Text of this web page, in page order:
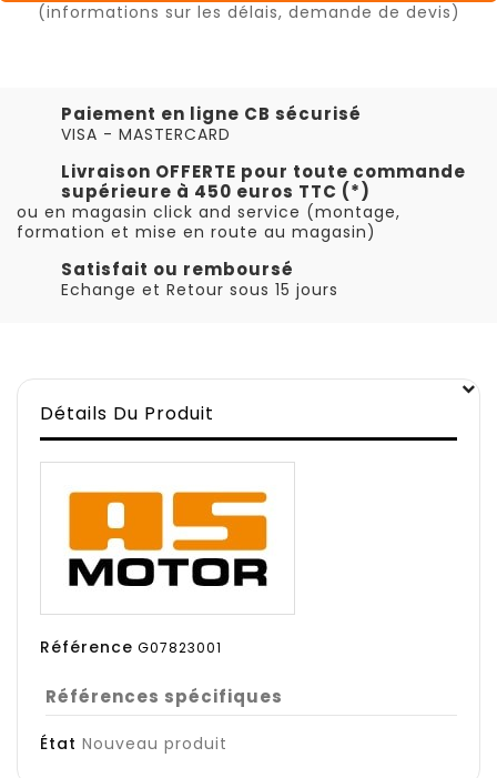
(informations sur les délais, demande de devis)
Paiement en ligne CB sécurisé
VISA - MASTERCARD
Livraison OFFERTE pour toute commande
supérieure à 450 euros TTC (*)
ou en magasin click and service (montage,
formation et mise en route au magasin)
Satisfait ou remboursé
Echange et Retour sous 15 jours
Détails Du Produit
Référence G07823001
Références spécifiques
État Nouveau produit